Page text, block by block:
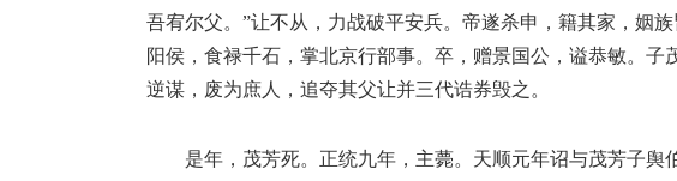
吾宥尔父。”让不从，力战破平安兵。帝遂杀申，籍其家，姻
阳侯，食禄千石，掌北京行部事。卒，赠景国公，谥恭敏。
逆谋，废为庶人，追夺其父让并三代诰券毁之。
是年，茂芳死。正统九年，主薨。天顺元年诏与茂芳子舆